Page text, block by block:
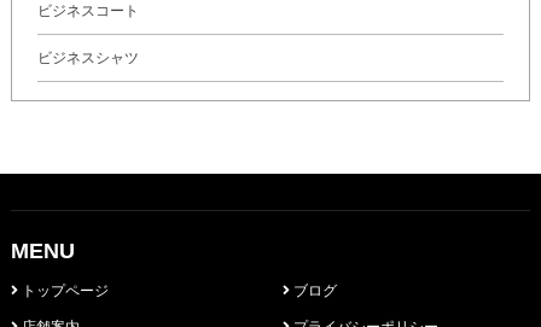
ビジネスコート
ビジネスシャツ
MENU
トップページ ブログ